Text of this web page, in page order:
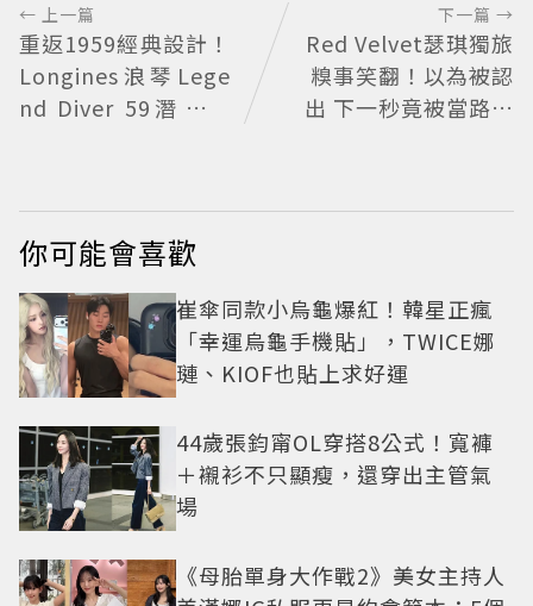
← 上一篇
重返1959經典設計！
Longines浪琴Lege
nd Diver 59潛水表
下一篇 →
Red Velvet瑟琪獨旅
糗事笑翻！以為被認
出 下一秒竟被當路人
你可能會喜歡
崔傘同款小烏龜爆紅！韓星正瘋
「幸運烏龜手機貼」，TWICE娜
璉、KIOF也貼上求好運
44歲張鈞甯OL穿搭8公式！寬褲
＋襯衫不只顯瘦，還穿出主管氣
場
《母胎單身大作戰2》美女主持人